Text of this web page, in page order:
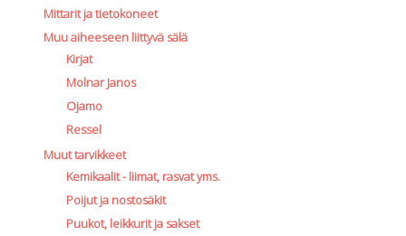
Mittarit ja tietokoneet
Muu aiheeseen liittyvä sälä
Kirjat
Molnar Janos
Ojamo
Ressel
Muut tarvikkeet
Kemikaalit - liimat, rasvat yms.
Poijut ja nostosäkit
Puukot, leikkurit ja sakset